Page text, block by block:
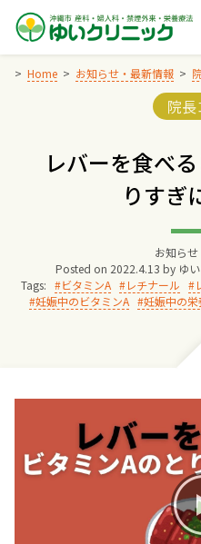
Skip
content
Home お知らせ・最新情報
院長
レバーを食べ
りすぎ
お知ら
Posted on 2022.4.13 by ゆ
Tags:
ビタミンA レチナール
妊娠中のビタミンA
妊娠中の栄
交通
院長から
ゆいクリニ
診
お産
親と子の